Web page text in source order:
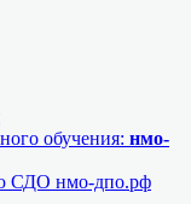
обучения: нмо-
СДО нмо-дпо.рф